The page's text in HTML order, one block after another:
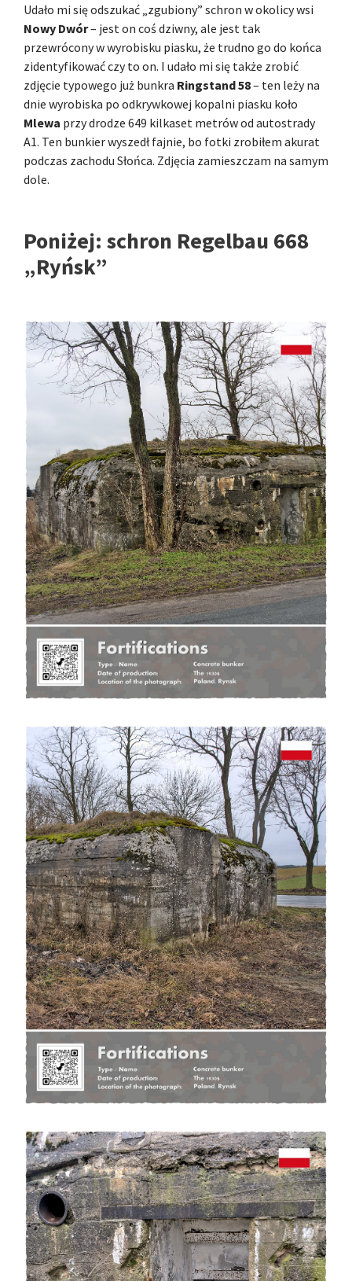
Udało mi się odszukać „zgubiony” schron w okolicy wsi
Nowy Dwór– jest on coś dziwny, ale jest tak
przewrócony w wyrobisku piasku, że trudno go do końca
zidentyfikować czy to on. I udało mi się także zrobić
zdjęcie typowego już bunkra Ringstand 58– ten leży na
dnie wyrobiska po odkrywkowej kopalni piasku koło
Mlewa przy drodze 649 kilkaset metrów od autostrady
A1. Ten bunkier wyszedł fajnie, bo fotki zrobiłem akurat
podczas zachodu Słońca. Zdjęcia zamieszczam na samym
dole.
Poniżej: schron Regelbau 668
„Ryńsk”